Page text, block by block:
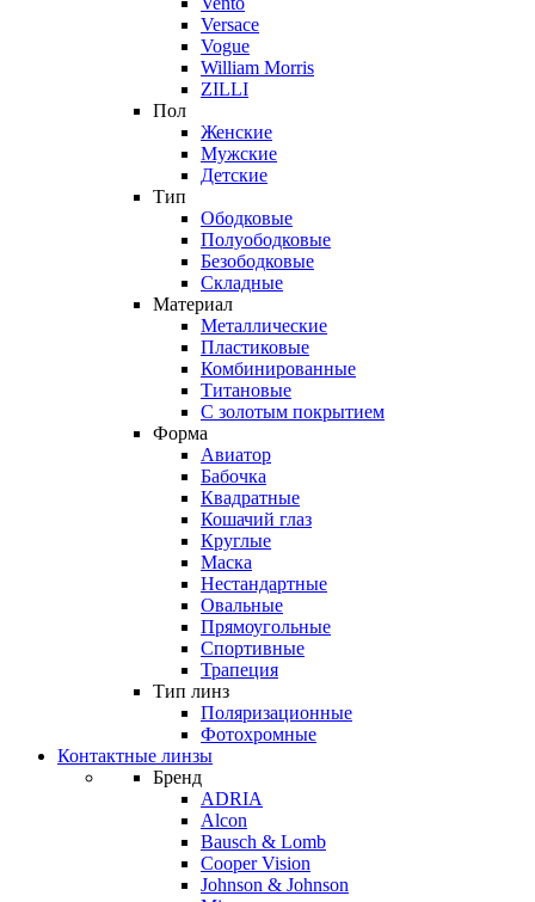
Versace
Vogue
William Morris
ZILLI
Пол
Женские
Мужские
Детские
Тип
Ободковые
Полуободковые
Безободковые
Складные
Материал
Металлические
Пластиковые
Комбинированные
Титановые
С золотым покрытием
Форма
Авиатор
Бабочка
Квадратные
Кошачий глаз
Круглые
Маска
Нестандартные
Овальные
Прямоугольные
Спортивные
Трапеция
Тип линз
Поляризационные
Фотохромные
Контактные линзы
Бренд
ADRIA
Alcon
Bausch & Lomb
Cooper Vision
Johnson & Johnson